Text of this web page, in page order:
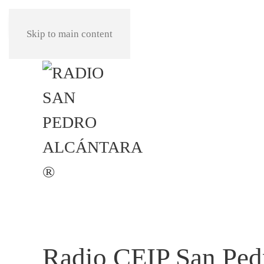
Skip to main content
Radio CEIP San